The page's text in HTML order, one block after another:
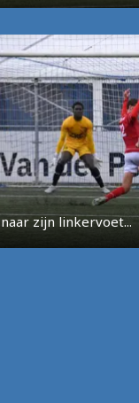
naar zijn linkervoet...